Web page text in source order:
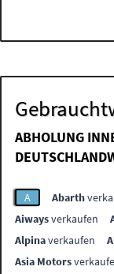
ABHOLUNG
A Abarth
Aiwaysverkaufen
Alpinaverkaufen
Asia Motors